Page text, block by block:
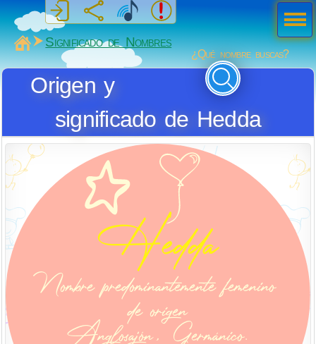
MiSabueso
Significado de Nombres
¿Qué nombre buscas?
Origen y
significado de Hedda
Men
ú